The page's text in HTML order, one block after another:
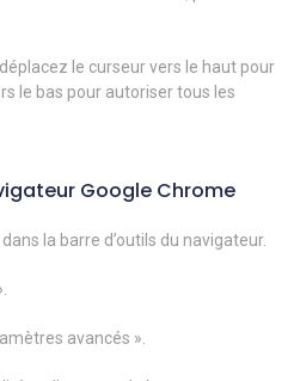
le curseur vers le haut pour
le bas pour autoriser tous les
Google Chrome
la barre d’outils du navigateur.
avancés ».